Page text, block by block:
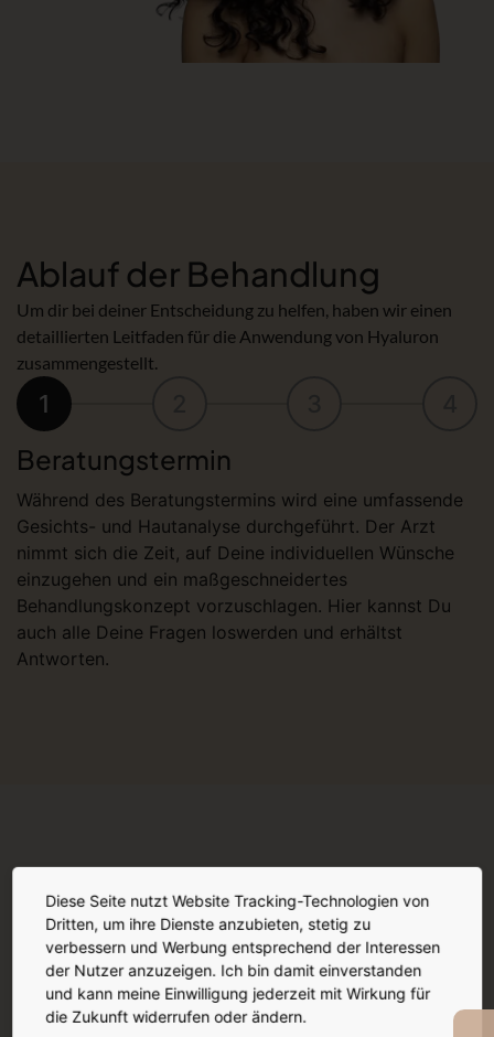
Ablauf der Behandlung
Um dir bei deiner Entscheidung zu helfen, haben wir einen
detaillierten Leitfaden für die Anwendung von Hyaluron
zusammengestellt.
1
Beratungstermin
Während des Beratungstermins wird eine umfassende
Gesichts- und Hautanalyse durchgeführt. Der Arzt
nimmt sich die Zeit, auf Deine individuellen Wünsche
einzugehen und ein maßgeschneidertes
Behandlungskonzept vorzuschlagen. Hier kannst Du
auch alle Deine Fragen loswerden und erhältst
Antworten.
Mehr Hard Facts
Wirkung
Diese Seite nutzt Website Tracking-Technologien von
Dritten, um ihre Dienste anzubieten, stetig zu
verbessern und Werbung entsprechend der Interessen
der Nutzer anzuzeigen. Ich bin damit einverstanden
und kann meine Einwilligung jederzeit mit Wirkung für
die Zukunft widerrufen oder ändern.